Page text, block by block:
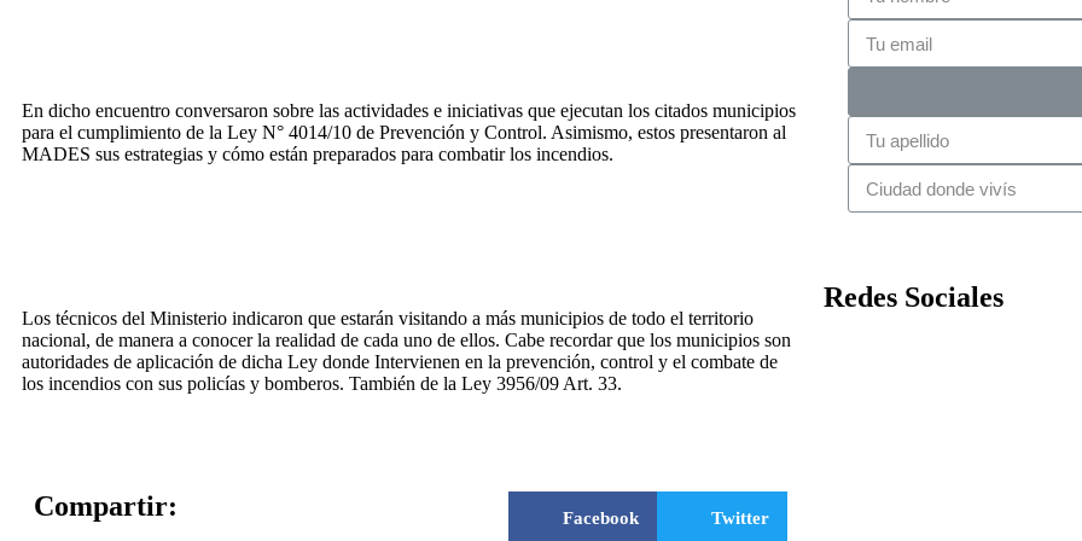
En dicho encuentro conversaron sobre las actividades e iniciativas que ejecutan los citados municipios
para el cumplimiento de la Ley N° 4014/10 de Prevención y Control. Asimismo, estos presentaron al
MADES sus estrategias y cómo están preparados para combatir los incendios.
Los técnicos del Ministerio indicaron que estarán visitando a más municipios de todo el territorio
nacional, de manera a conocer la realidad de cada uno de ellos. Cabe recordar que los municipios son
autoridades de aplicación de dicha Ley donde Intervienen en la prevención, control y el combate de
los incendios con sus policías y bomberos. También de la Ley 3956/09 Art. 33.
Compartir: Facebook Twitter
Redes Sociales